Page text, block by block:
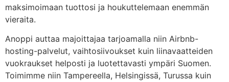
maksimoimaan tuottosi ja houkuttelemaan enemmän
vieraita.
Anoppi auttaa majoittajaa tarjoamalla niin Airbnb-
hosting-palvelut, vaihtosiivoukset kuin liinavaatteiden
vuokraukset helposti ja luotettavasti ympäri Suomen.
Toimimme niin Tampereella, Helsingissä, Turussa kuin